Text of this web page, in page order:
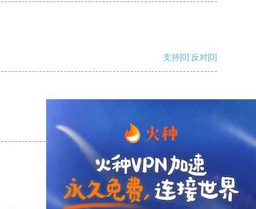
支持[0] 反对[0]
支持
支持[0] 反对[0]